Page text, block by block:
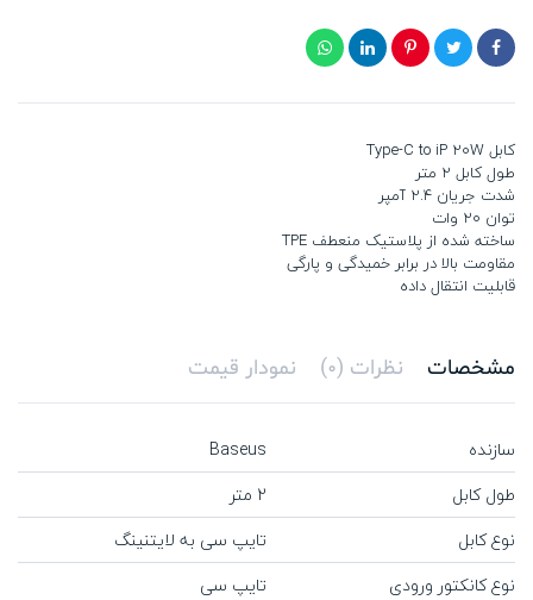
تعداد
کابل Type-C to iP 20W
طول کابل 2 متر
شدت جریان 2.4 آمپر
توان 20 وات
ساخته شده از پلاستیک منعطف TPE
مقاومت بالا در برابر خمیدگی و پارگی
قابلیت انتقال داده
مشخصات نظرات (0) نمودار قیمت
سازنده
Baseus
طول کابل
2 متر
نوع کابل
تایپ سی به لایتنینگ
نوع کانکتور ورودی
تایپ سی